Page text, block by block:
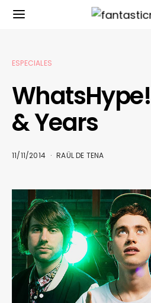
ESPECIALES
& Years
11/11/2014 RAÜL DE TENA